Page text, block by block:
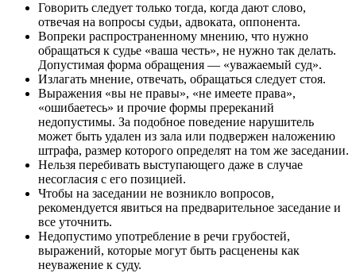
Говорить следует только тогда, когда дают слово,
отвечая на вопросы судьи, адвоката, оппонента.
Вопреки распространенному мнению, что нужно
обращаться к судье «ваша честь», не нужно так делать.
Допустимая форма обращения — «уважаемый суд».
Излагать мнение, отвечать, обращаться следует стоя.
Выражения «вы не правы», «не имеете права»,
«ошибаетесь» и прочие формы пререканий
недопустимы. За подобное поведение нарушитель
может быть удален из зала или подвержен наложению
штрафа, размер которого определят на том же заседании.
Нельзя перебивать выступающего даже в случае
несогласия с его позицией.
Чтобы на заседании не возникло вопросов,
рекомендуется явиться на предварительное заседание и
все уточнить.
Недопустимо употребление в речи грубостей,
выражений, которые могут быть расценены как
неуважение к суду.